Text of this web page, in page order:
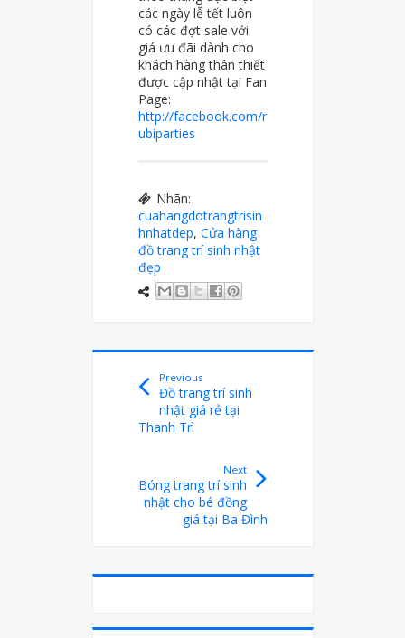
các ngày lễ tết luôn
có các đợt sale với
giá ưu đãi dành cho
khách hàng thân thiết
được cập nhật tại Fan
Page:
http://facebook.com/r
ubiparties
Nhãn:
cuahangdotrangtrisin
hnhatdep, Cửa hàng
đồ trang trí sinh nhật
đẹp
Previous
Đồ trang trí sinh
nhật giá rẻ tại
Thanh Trì
Next
Bóng trang trí sinh
nhật cho bé đồng
giá tại Ba Đình